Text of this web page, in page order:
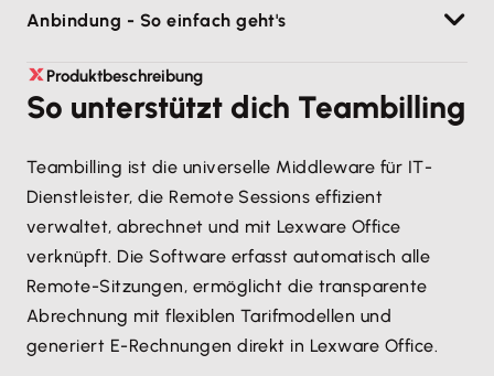
Teambilling Account
Einmalige Einrichtung & Konfiguration
Anbindung - So einfach geht's
1. Teambilling mit Lexware Office verbinden
2. Remote Sessions automatisch oder manuell
3. E-Rechnungen direkt in Lexware Office erstellen &
versenden
Produktbeschreibung
So unterstützt dich Teambilling
Teambilling ist die universelle Middleware für IT-
Dienstleister, die Remote Sessions effizient
verwaltet, abrechnet und mit Lexware Office
verknüpft. Die Software erfasst automatisch alle
Remote-Sitzungen, ermöglicht die transparente
Abrechnung mit flexiblen Tarifmodellen und
generiert E-Rechnungen direkt in Lexware Office.